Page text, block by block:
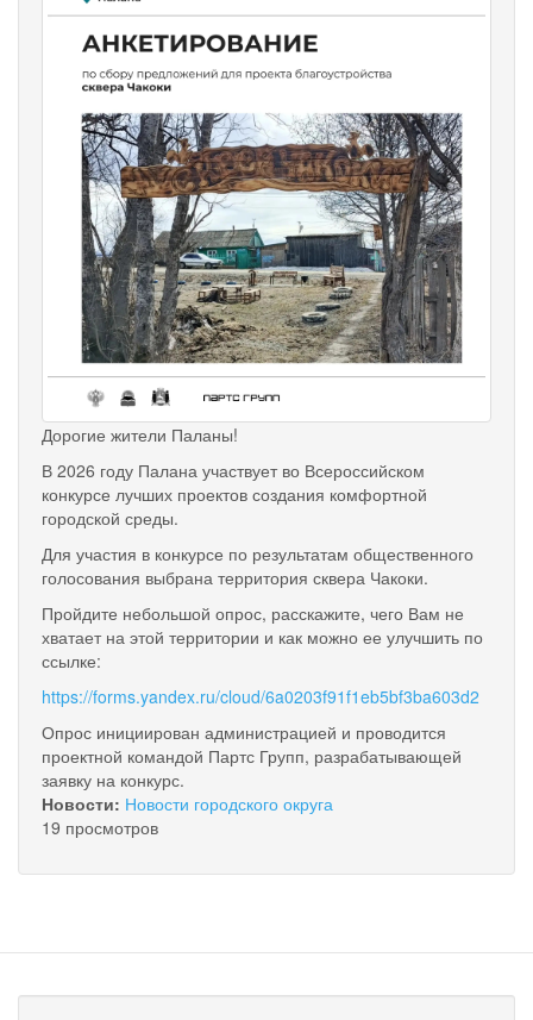
Дорогие жители Паланы!
В 2026 году Палана участвует во Всероссийском
конкурсе лучших проектов создания комфортной
городской среды.
Для участия в конкурсе по результатам общественного
голосования выбрана территория сквера Чакоки.
Пройдите небольшой опрос, расскажите, чего Вам не
хватает на этой территории и как можно ее улучшить по
ссылке:
https://forms.yandex.ru/cloud/6a0203f91f1eb5bf3ba603d2
Опрос инициирован администрацией и проводится
проектной командой Партс Групп, разрабатывающей
заявку на конкурс.
Новости: Новости городского округа
19 просмотров